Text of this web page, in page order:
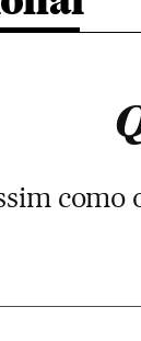
como